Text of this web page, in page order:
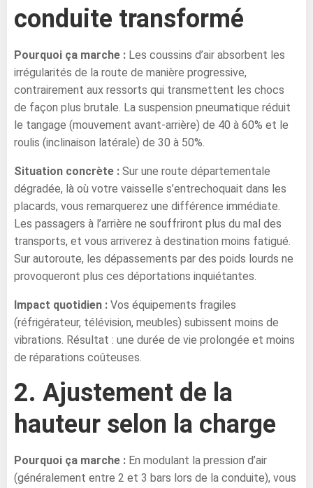
conduite transformé
Pourquoi ça marche : Les coussins d’air absorbent les
irrégularités de la route de manière progressive,
contrairement aux ressorts qui transmettent les chocs
de façon plus brutale. La suspension pneumatique réduit
le tangage (mouvement avant-arrière) de 40 à 60% et le
roulis (inclinaison latérale) de 30 à 50%.
Situation concrète : Sur une route départementale
dégradée, là où votre vaisselle s’entrechoquait dans les
placards, vous remarquerez une différence immédiate.
Les passagers à l’arrière ne souffriront plus du mal des
transports, et vous arriverez à destination moins fatigué.
Sur autoroute, les dépassements par des poids lourds ne
provoqueront plus ces déportations inquiétantes.
Impact quotidien : Vos équipements fragiles
(réfrigérateur, télévision, meubles) subissent moins de
vibrations. Résultat : une durée de vie prolongée et moins
de réparations coûteuses.
2. Ajustement de la
hauteur selon la charge
Pourquoi ça marche : En modulant la pression d’air
(généralement entre 2 et 3 bars lors de la conduite), vous